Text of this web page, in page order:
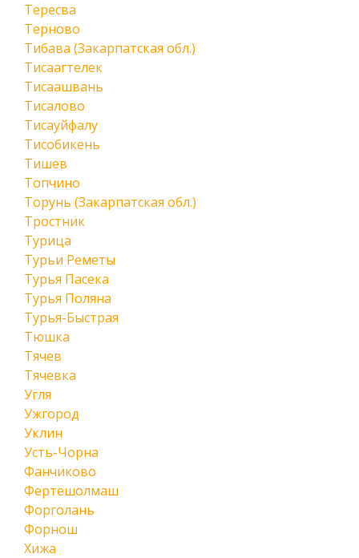
Тересва
Терново
Тибава (Закарпатская обл.)
Тисаагтелек
Тисаашвань
Тисалово
Тисауйфалу
Тисобикень
Тишев
Топчино
Торунь (Закарпатская обл.)
Тростник
Турица
Турьи Реметы
Турья Пасека
Турья Поляна
Турья-Быстрая
Тюшка
Тячев
Тячевка
Угля
Ужгород
Уклин
Усть-Чорна
Фанчиково
Фертешолмаш
Форголань
Форнош
Хижа